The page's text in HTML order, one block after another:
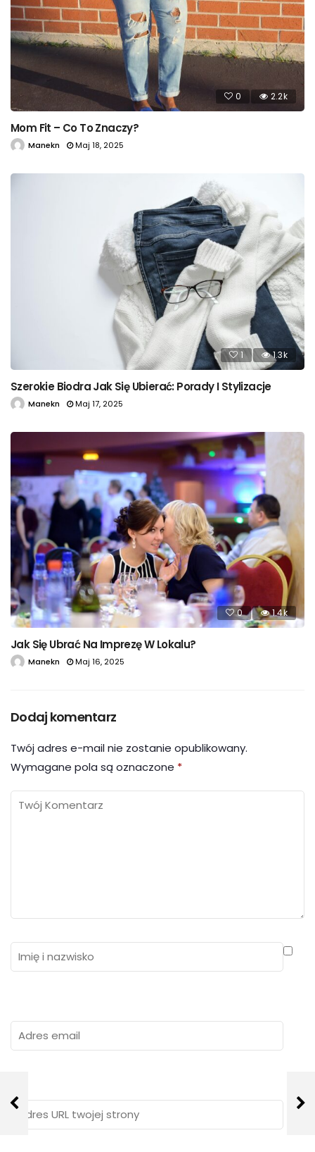
0 2.2k
Mom Fit – Co To Znaczy?
Manekn Maj 18, 2025
1 1.3k
Szerokie Biodra Jak Się Ubierać: Porady I Stylizacje
Manekn Maj 17, 2025
0 1.4k
Jak Się Ubrać Na Imprezę W Lokalu?
Manekn Maj 16, 2025
Dodaj komentarz
Twój adres e-mail nie zostanie opublikowany.
Wymagane pola są oznaczone *